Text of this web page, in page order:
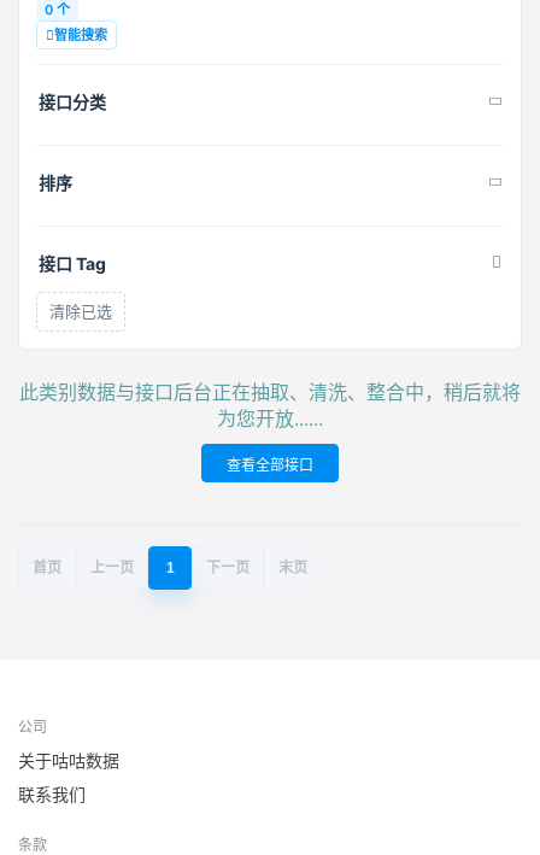
0 个
智能搜索
接口分类
排序
接口 Tag
清除已选
此类别数据与接口后台正在抽取、清洗、整合中，稍后就将
为您开放......
查看全部接口
首页 上一页 1 下一页 末页
公司
关于咕咕数据
联系我们
条款